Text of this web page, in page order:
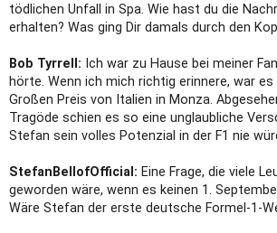
tödlichen Unfall in Spa. Wie hast du die
erhalten? Was ging Dir damals durch den
Bob Tyrrell: Ich war zu Hause bei meiner
hörte. Wenn ich mich richtig erinnere, war
Großen Preis von Italien in Monza.
Tragöde schien es so eine unglaubliche
Stefan sein volles Potenzial in der F1 nie
StefanBellofOfficial: Eine Frage, die viele
geworden wäre, wenn es keinen 1.
Wäre Stefan der erste deutsche Formel-1-